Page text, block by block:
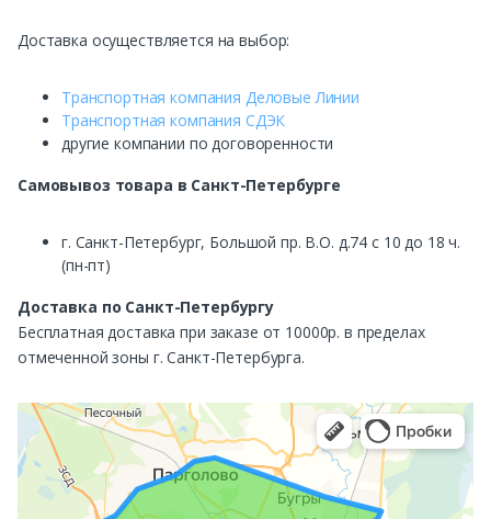
Доставка осуществляется на выбор:
Транспортная компания Деловые Линии
Транспортная компания СДЭК
другие компании по договоренности
Самовывоз товара в Санкт-Петербурге
г. Санкт-Петербург, Большой пр. В.О. д.74 с 10 до 18 ч.
(пн-пт)
Доставка по Санкт-Петербургу
Бесплатная доставка при заказе от 10000р. в пределах
отмеченной зоны г. Санкт-Петербурга.